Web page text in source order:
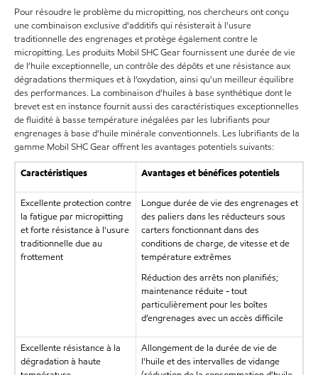
Pour résoudre le problème du micropitting, nos chercheurs ont conçu
une combinaison exclusive d'additifs qui résisterait à l'usure
traditionnelle des engrenages et protège également contre le
micropitting. Les produits Mobil SHC Gear fournissent une durée de vie
de l’huile exceptionnelle, un contrôle des dépôts et une résistance aux
dégradations thermiques et à l’oxydation, ainsi qu'un meilleur équilibre
des performances. La combinaison d'huiles à base synthétique dont le
brevet est en instance fournit aussi des caractéristiques exceptionnelles
de fluidité à basse température inégalées par les lubrifiants pour
engrenages à base d'huile minérale conventionnels. Les lubrifiants de la
gamme Mobil SHC Gear offrent les avantages potentiels suivants:
Caractéristiques Avantages et bénéfices potentiels
Excellente protection contre
la fatigue par micropitting
et forte résistance à l'usure
traditionnelle due au
frottement
Longue durée de vie des engrenages et
des paliers dans les réducteurs sous
carters fonctionnant dans des
conditions de charge, de vitesse et de
température extrêmes
Réduction des arrêts non planifiés;
maintenance réduite - tout
particulièrement pour les boîtes
d’engrenages avec un accès difficile
Excellente résistance à la
dégradation à haute
Allongement de la durée de vie de
l'huile et des intervalles de vidange